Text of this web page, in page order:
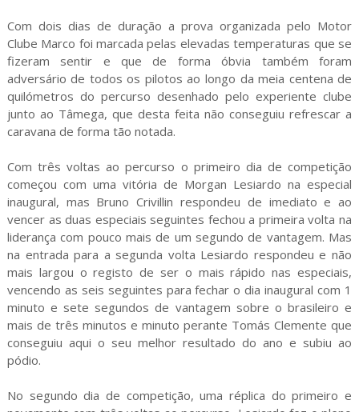
Com dois dias de duração a prova organizada pelo Motor
Clube Marco foi marcada pelas elevadas temperaturas que se
fizeram sentir e que de forma óbvia também foram
adversário de todos os pilotos ao longo da meia centena de
quilómetros do percurso desenhado pelo experiente clube
junto ao Tâmega, que desta feita não conseguiu refrescar a
caravana de forma tão notada.
Com três voltas ao percurso o primeiro dia de competição
começou com uma vitória de Morgan Lesiardo na especial
inaugural, mas Bruno Crivillin respondeu de imediato e ao
vencer as duas especiais seguintes fechou a primeira volta na
liderança com pouco mais de um segundo de vantagem. Mas
na entrada para a segunda volta Lesiardo respondeu e não
mais largou o registo de ser o mais rápido nas especiais,
vencendo as seis seguintes para fechar o dia inaugural com 1
minuto e sete segundos de vantagem sobre o brasileiro e
mais de três minutos e minuto perante Tomás Clemente que
conseguiu aqui o seu melhor resultado do ano e subiu ao
pódio.
No segundo dia de competição, uma réplica do primeiro e